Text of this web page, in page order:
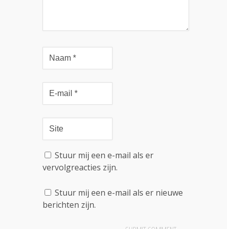
Stuur mij een e-mail als er
vervolgreacties zijn.
Stuur mij een e-mail als er nieuwe
berichten zijn.